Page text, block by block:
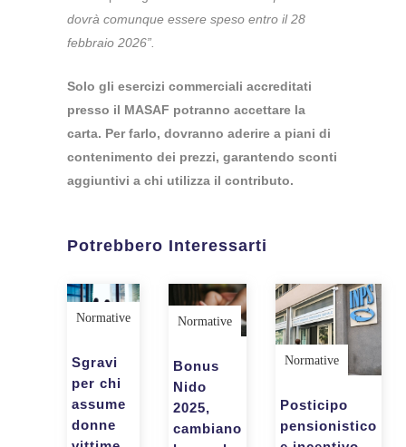
dovrà comunque essere speso entro il 28
febbraio 2026”.
Solo gli esercizi commerciali accreditati
presso il MASAF potranno accettare la
carta. Per farlo, dovranno aderire a piani di
contenimento dei prezzi, garantendo sconti
aggiuntivi a chi utilizza il contributo.
Potrebbero Interessarti
Normative
Sgravi
per chi
assume
donne
Normative
Bonus
Nido
2025,
cambiano
Normative
Posticipo
pensionistico